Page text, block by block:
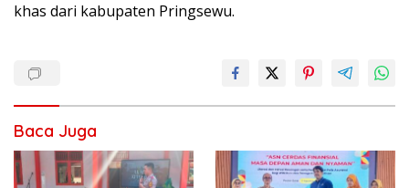
khas dari kabupaten Pringsewu.
Baca Juga